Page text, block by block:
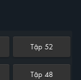
Tập 52
Tập 48